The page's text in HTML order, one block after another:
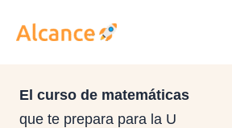
El curso de matemáticas
que te prepara para la U